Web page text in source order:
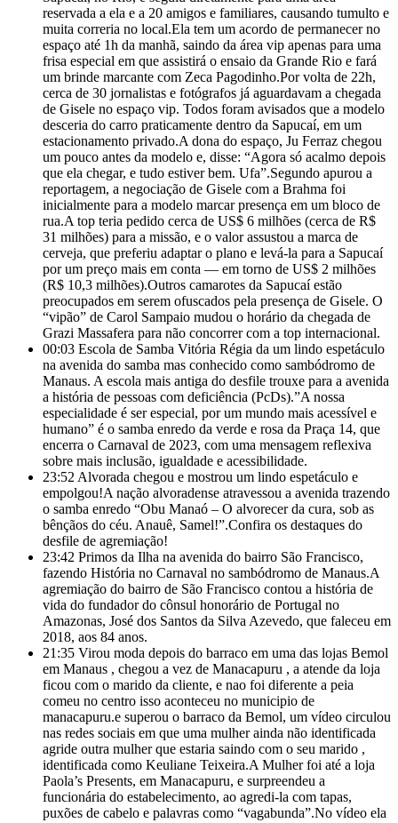
reservada a ela e a 20 amigos e familiares, causando tumulto e
muita correria no local.Ela tem um acordo de permanecer no
espaço até 1h da manhã, saindo da área vip apenas para uma
frisa especial em que assistirá o ensaio da Grande Rio e fará
um brinde marcante com Zeca Pagodinho.Por volta de 22h,
cerca de 30 jornalistas e fotógrafos já aguardavam a chegada
de Gisele no espaço vip. Todos foram avisados que a modelo
desceria do carro praticamente dentro da Sapucaí, em um
estacionamento privado.A dona do espaço, Ju Ferraz chegou
um pouco antes da modelo e, disse: “Agora só acalmo depois
que ela chegar, e tudo estiver bem. Ufa”.Segundo apurou a
reportagem, a negociação de Gisele com a Brahma foi
inicialmente para a modelo marcar presença em um bloco de
rua.A top teria pedido cerca de US$ 6 milhões (cerca de R$
31 milhões) para a missão, e o valor assustou a marca de
cerveja, que preferiu adaptar o plano e levá-la para a Sapucaí
por um preço mais em conta — em torno de US$ 2 milhões
(R$ 10,3 milhões).Outros camarotes da Sapucaí estão
preocupados em serem ofuscados pela presença de Gisele. O
“vipão” de Carol Sampaio mudou o horário da chegada de
Grazi Massafera para não concorrer com a top internacional.
00:03 Escola de Samba Vitória Régia da um lindo espetáculo
na avenida do samba mas conhecido como sambódromo de
Manaus. A escola mais antiga do desfile trouxe para a avenida
a história de pessoas com deficiência (PcDs).”A nossa
especialidade é ser especial, por um mundo mais acessível e
humano” é o samba enredo da verde e rosa da Praça 14, que
encerra o Carnaval de 2023, com uma mensagem reflexiva
sobre mais inclusão, igualdade e acessibilidade.
23:52 Alvorada chegou e mostrou um lindo espetáculo e
empolgou!A nação alvoradense atravessou a avenida trazendo
o samba enredo “Obu Manaó – O alvorecer da cura, sob as
bênçãos do céu. Anauê, Samel!”.Confira os destaques do
desfile de agremiação!
23:42 Primos da Ilha na avenida do bairro São Francisco,
fazendo História no Carnaval no sambódromo de Manaus.A
agremiação do bairro de São Francisco contou a história de
vida do fundador do cônsul honorário de Portugal no
Amazonas, José dos Santos da Silva Azevedo, que faleceu em
2018, aos 84 anos.
21:35 Virou moda depois do barraco em uma das lojas Bemol
em Manaus , chegou a vez de Manacapuru , a atende da loja
ficou com o marido da cliente, e nao foi diferente a peia
comeu no centro isso aconteceu no municipio de
manacapuru.e superou o barraco da Bemol, um vídeo circulou
nas redes sociais em que uma mulher ainda não identificada
agride outra mulher que estaria saindo com o seu marido ,
identificada como Keuliane Teixeira.A Mulher foi até a loja
Paola’s Presents, em Manacapuru, e surpreendeu a
funcionária do estabelecimento, ao agredi-la com tapas,
puxões de cabelo e palavras como “vagabunda”.No vídeo ela